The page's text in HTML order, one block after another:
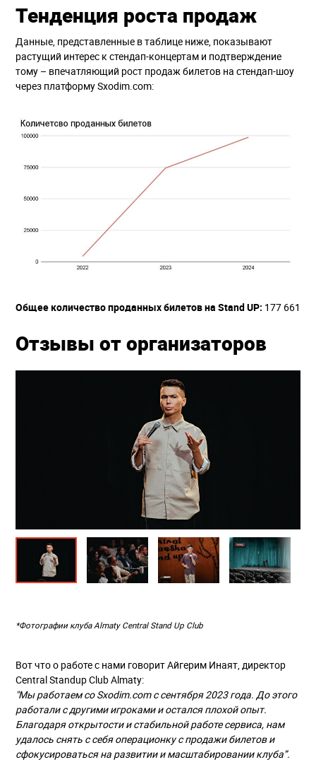
Тенденция роста продаж
Данные, представленные в таблице ниже, показывают
растущий интерес к стендап-концертам и подтверждение
тому – впечатляющий рост продаж билетов на стендап-шоу
через платформу Sxodim.com:
Общее количество проданных билетов на Stand UP: 177 661
Отзывы от организаторов
*Фотографии клуба Almaty Central Stand Up Club
Вот что о работе с нами говорит Айгерим Инаят, директор
Central Standup Club Almaty:
"Мы работаем со Sxodim.com с сентября 2023 года. До этого
работали с другими игроками и остался плохой опыт.
Благодаря открытости и стабильной работе сервиса, нам
удалось снять с себя операционку с продажи билетов и
сфокусироваться на развитии и масштабировании клуба”.